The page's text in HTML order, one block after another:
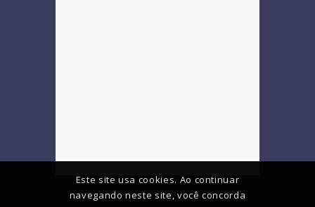
Este site usa cookies. Ao continuar
navegando neste site, você concorda